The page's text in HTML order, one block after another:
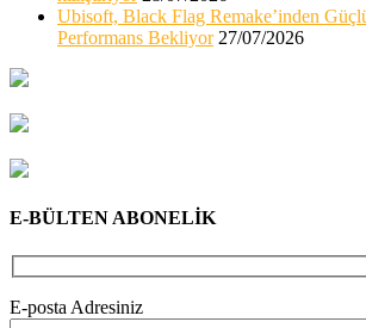
Ubisoft, Black Flag Remake’inden
Performans Bekliyor 27/07/2026
E-BÜLTEN ABONELİK
E-posta Adresiniz